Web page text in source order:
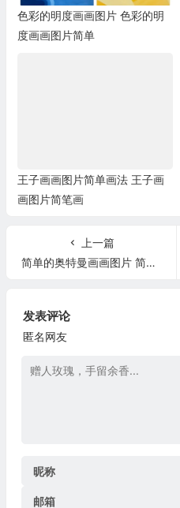
色彩的明度画画图片 色彩的明
度画画图片简单
王子画画图片简单画法 王子画
画图片简笔画
上一篇
简单的奥特曼画画图片 简单的奥特曼画画图片可爱
发表评论
匿名网友
昵称
邮箱